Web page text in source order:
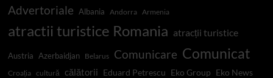
Advertoriale Albania Andorra Armenia
atractii turistice Romania atracții turistice
Austria Azerbaidjan Belarus Comunicare Comunicat
Croația cultură călătorii Eduard Petrescu Eko Group Eko News